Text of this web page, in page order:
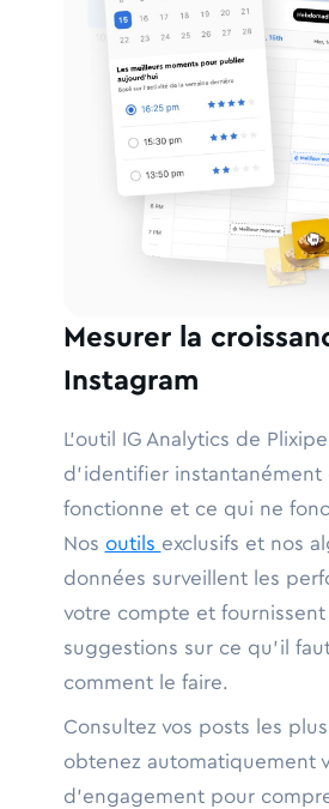
Mesurer la
Instagram
L'outil IG Analytics de
d'identifier instantanément
fonctionne et ce qui ne
Nos outils exclusifs et nos
données surveillent les
votre compte et fournissent
suggestions sur ce qu'il
comment le faire.
Consultez vos posts les
obtenez automatiquement
d'engagement pour